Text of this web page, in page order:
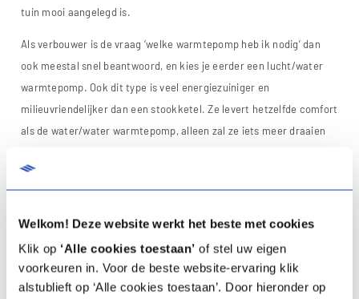
Welkom! Deze website werkt het beste met cookies
Klik op ‘Alle cookies toestaan’ of stel uw eigen
voorkeuren in. Voor de beste website-ervaring klik
alstublieft op ‘Alle cookies toestaan’. Door hieronder op
tuin mooi aangelegd is.
Als verbouwer is de vraag ‘welke warmtepomp heb ik nodig’ dan
ook meestal snel beantwoord, en kies je eerder een lucht/water
warmtepomp. Ook dit type is veel energiezuiniger en
milieuvriendelijker dan een stookketel. Ze levert hetzelfde comfort
als de water/water warmtepomp, alleen zal ze iets meer draaien
Warmtepomp weetjes